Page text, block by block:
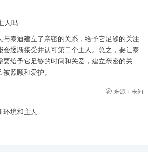
与泰迪建立了亲密的关系，给予它足够的关注
会逐渐接受并认可第二个主人。总之，要让泰
要给予它足够的时间和关爱，建立亲密的关
照顾和爱护。
来源：未知
环境和主人